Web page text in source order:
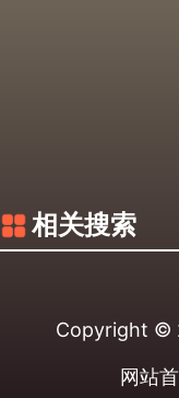
相关搜索
Copyright ©
网站